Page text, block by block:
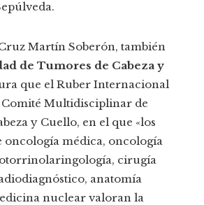
Martín Soberón, también
de Tumores de Cabeza y
que el Ruber Internacional
Multidisciplinar de
y Cuello, en el que «los
oncología médica, oncología
cirugía
anatomía
nuclear valoran la